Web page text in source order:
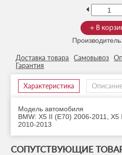
Производитель:
Доставка товара Самовывоз
Гарантия
Характеристика
Модель автомобиля
BMW: X5 II (E70) 2006-2011, X5
2010-2013
СОПУТСТВУЮЩИЕ